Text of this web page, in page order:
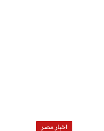
منوعات
اخبار مصر